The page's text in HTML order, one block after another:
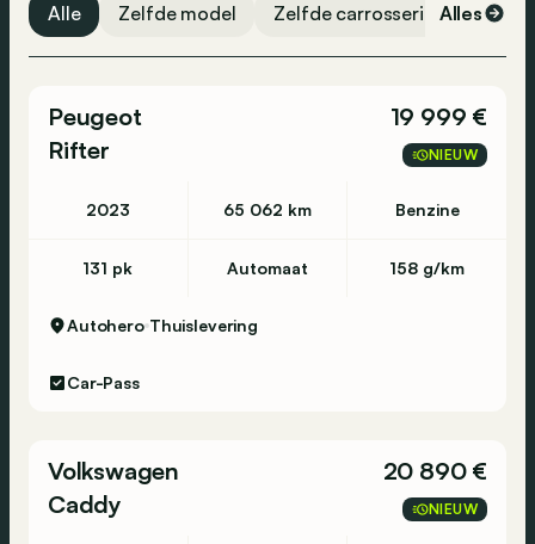
Alle Zelfde model Zelfde carrosserievorm
Alles
Peugeot
Rifter
19 999 €
NIEUW
2023 65 062 km Benzine
131 pk Automaat 158 g/km
Autohero Thuislevering
Car-Pass
Volkswagen
Caddy
20 890 €
NIEUW